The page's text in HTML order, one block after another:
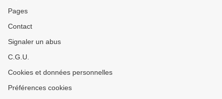
Pages
Contact
Signaler un abus
C.G.U.
Cookies et données personnelles
Préférences cookies